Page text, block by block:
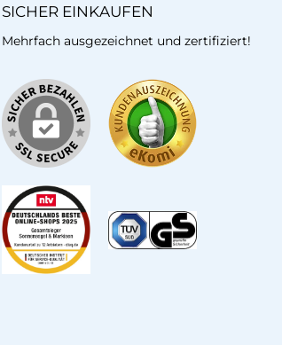
SICHER EINKAUFEN
Mehrfach ausgezeichnet und zertifiziert!